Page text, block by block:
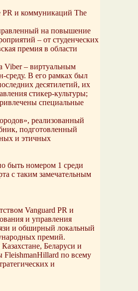
PR и коммуникаций The
на повышение
– от студенческих
премия в области
Viber – виртуальным
среду. В его рамках был
десятилетий, их
стикер-культуры;
специальные
реализованный
подготовленный
и этичных
быть номером 1 среди
с таким замечательным
Vanguard PR и
и управления
и обширный локальный
премий.
Беларуси и
по всему
и